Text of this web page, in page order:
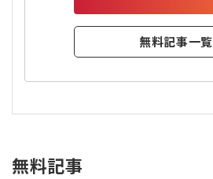
無料記事一覧
無料記事